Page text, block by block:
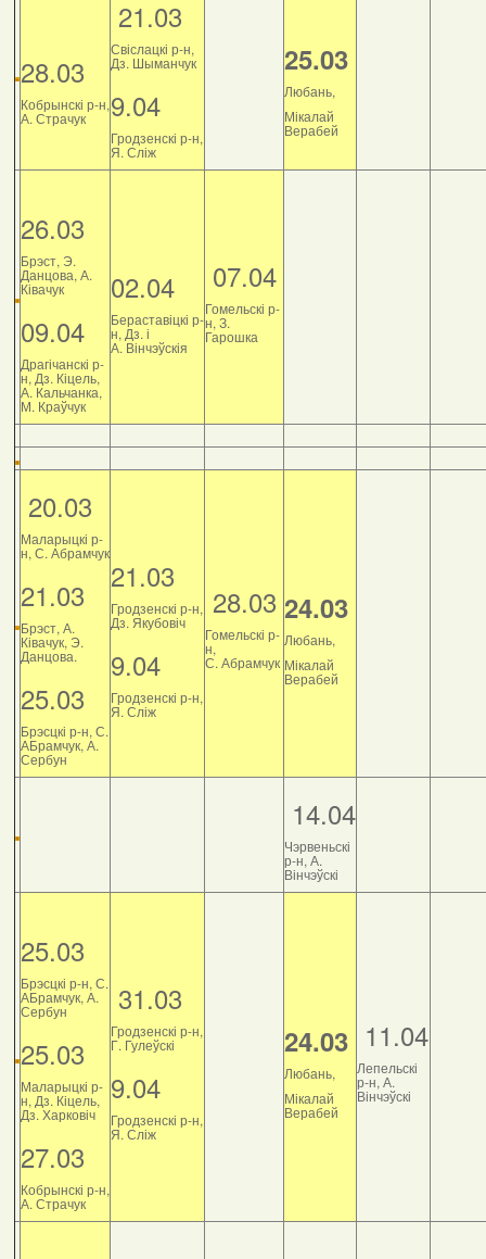
28.03
Кобрынскі р-н,
А. Страчук
21.03
Свіслацкі р-н,
Дз. Шыманчук
9.04
Гродзенскі р-н,
Я. Сліж
25.03
Любань,
Мікалай
Верабей
26.03
Брэст, Э.
Данцова, А.
Ківачук
09.04
Драгічанскі р-
н, Дз. Кіцель,
А. Кальчанка,
М. Краўчук
02.04
Бераставіцкі р-
н, Дз. і
А. Вінчэўскія
07.04
Гомельскі р-
н, З.
Гарошка
20.03
Маларыцкі р-
н, С. Абрамчук
21.03
Брэст, А.
Ківачук, Э.
Данцова.
25.03
Брэсцкі р-н, С.
АБрамчук, А.
Сербун
21.03
Гродзенскі р-н,
Дз. Якубовіч
9.04
Гродзенскі р-н,
Я. Сліж
28.03
Гомельскі р-
н,
С. Абрамчук
24.03
Любань,
Мікалай
Верабей
14.04
Чэрвеньскі
р-н, А.
Вінчэўскі
25.03
Брэсцкі р-н, С.
АБрамчук, А.
Сербун
25.03
Маларыцкі р-
н, Дз. Кіцель,
Дз. Харковіч
27.03
Кобрынскі р-н,
А. Страчук
31.03
Гродзенскі р-н,
Г. Гулеўскі
9.04
Гродзенскі р-н,
Я. Сліж
24.03
Любань,
Мікалай
Верабей
11.04
Лепельскі
р-н, А.
Вінчэўскі